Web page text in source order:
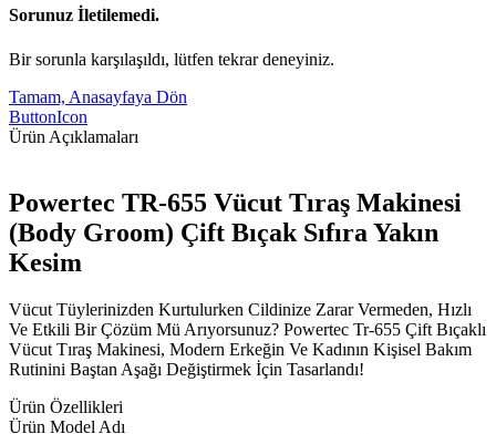
Sorunuz İletilemedi.
Bir sorunla karşılaşıldı, lütfen tekrar deneyiniz.
Tamam, Anasayfaya Dön
ButtonIcon
Ürün Açıklamaları
Powertec TR-655 Vücut Tıraş Makinesi
(Body Groom) Çift Bıçak Sıfıra Yakın
Kesim
Vücut Tüylerinizden Kurtulurken Cildinize Zarar Vermeden, Hızlı
Ve Etkili Bir Çözüm Mü Arıyorsunuz? Powertec Tr-655 Çift Bıçaklı
Vücut Tıraş Makinesi, Modern Erkeğin Ve Kadının Kişisel Bakım
Rutinini Baştan Aşağı Değiştirmek İçin Tasarlandı!
Ürün Özellikleri
Ürün Model Adı